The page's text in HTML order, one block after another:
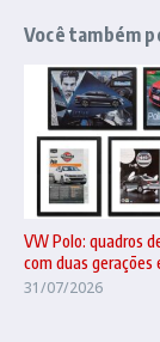
Você também
VW Polo: quadros
com duas gerações
31/07/2026